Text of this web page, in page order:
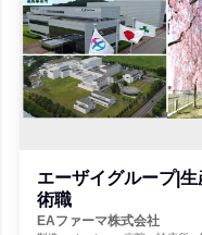
エーザイグループ|生
術職
EAファーマ株式会社